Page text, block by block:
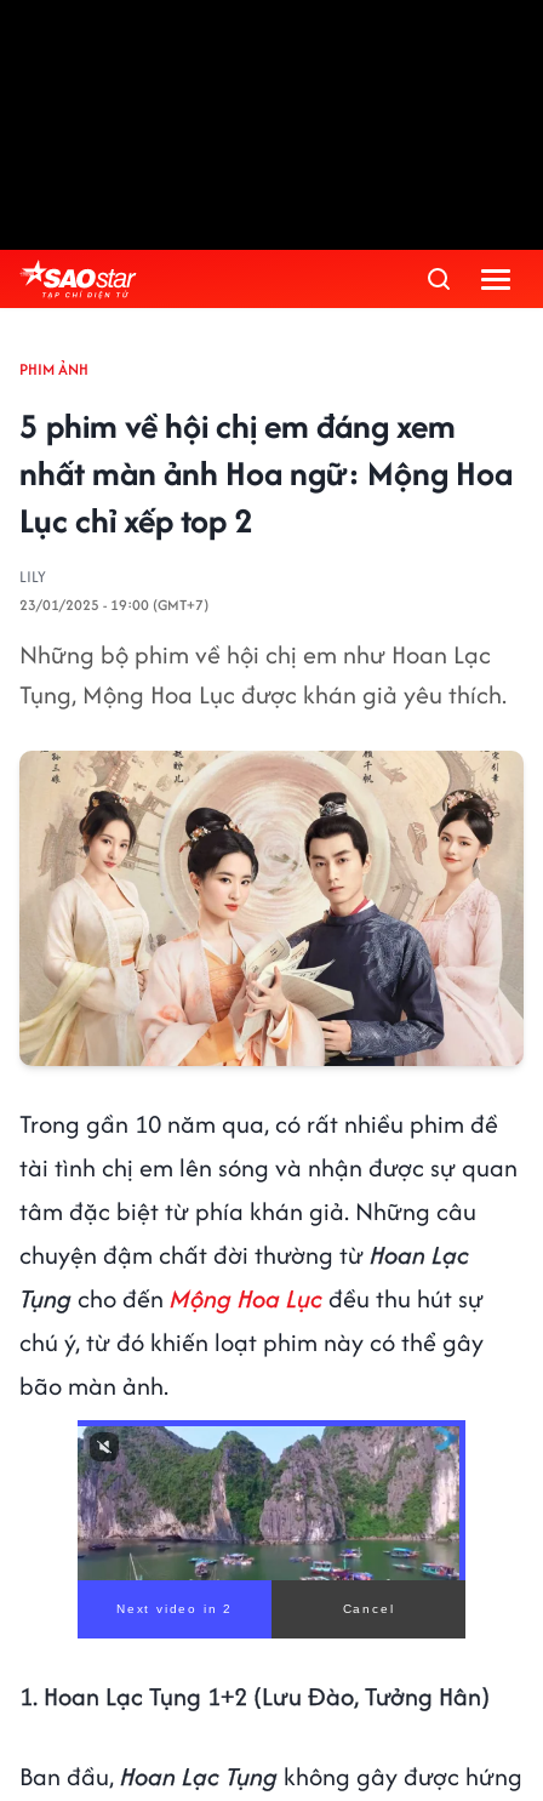
PHIM ẢNH
5 phim về hội chị em đáng xem
nhất màn ảnh Hoa ngữ: Mộng Hoa
Lục chỉ xếp top 2
LILY
23/01/2025 - 19:00 (GMT+7)
Những bộ phim về hội chị em như Hoan Lạc
Tụng, Mộng Hoa Lục được khán giả yêu thích.
Trong gần 10 năm qua, có rất nhiều phim đề
tài tình chị em lên sóng và nhận được sự quan
tâm đặc biệt từ phía khán giả. Những câu
chuyện đậm chất đời thường từHoan Lạc
Tụngcho đến Mộng Hoa Lụcđều thu hút sự
chú ý, từ đó khiến loạt phim này có thể gây
bão màn ảnh.
1. Hoan Lạc Tụng 1+2 (Lưu Đào, Tưởng Hân)
Ban đầu,Hoan Lạc Tụng không gây được hứng